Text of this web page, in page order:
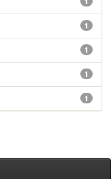
1
1
1
1